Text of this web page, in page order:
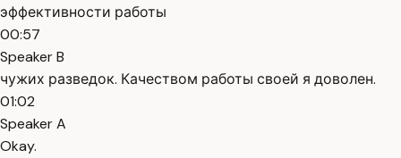
эффективности работы
00:57
Speaker B
чужих разведок. Качеством работы своей я доволен.
01:02
Speaker A
Okay.